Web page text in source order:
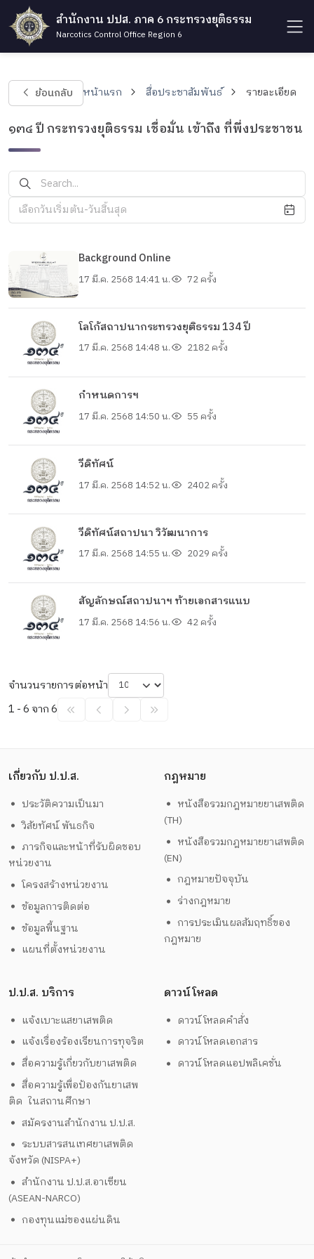
สำนักงาน ปปส. ภาค 6 กระทรวงยุติธรรม
Narcotics Control Office Region 6
ย้อนกลับ หน้าแรก สื่อประชาสัมพันธ์ รายละเอียด
๑๓๔ ปี กระทรวงยุติธรรม เชื่อมั่น เข้าถึง ที่พึ่งประชาชน
เลือกวันเริ่มต้น-วันสิ้นสุด
Background Online
17 มี.ค. 2568 14:41 น. 72 ครั้ง
โลโก้สถาปนากระทรวงยุติธรรม 134 ปี
17 มี.ค. 2568 14:48 น. 2182 ครั้ง
กำหนดการฯ
17 มี.ค. 2568 14:50 น. 55 ครั้ง
วีดิทัศน์
17 มี.ค. 2568 14:52 น. 2402 ครั้ง
วีดิทัศน์สถาปนา วิวัฒนาการ
17 มี.ค. 2568 14:55 น. 2029 ครั้ง
สัญลักษณ์สถาปนาฯ ท้ายเอกสารแนบ
17 มี.ค. 2568 14:56 น. 42 ครั้ง
จำนวนรายการต่อหน้า
1 - 6 จาก 6
เกี่ยวกับ ป.ป.ส.
ประวัติความเป็นมา
วิสัยทัศน์ พันธกิจ
ภารกิจและหน้าที่รับผิดชอบ
หน่วยงาน
โครงสร้างหน่วยงาน
ข้อมูลการติดต่อ
ข้อมูลพื้นฐาน
แผนที่ตั้งหน่วยงาน
กฎหมาย
หนังสือรวมกฎหมายยาเสพติด
(TH)
หนังสือรวมกฎหมายยาเสพติด
(EN)
กฎหมายปัจจุบัน
ร่างกฎหมาย
การประเมินผลสัมฤทธิ์ของ
กฎหมาย
ป.ป.ส. บริการ
แจ้งเบาะแสยาเสพติด
แจ้งเรื่องร้องเรียนการทุจริต
สื่อความรู้เกี่ยวกับยาเสพติด
สื่อความรู้เพื่อป้องกันยาเสพ
ติด ในสถานศึกษา
สมัครงานสำนักงาน ป.ป.ส.
ระบบสารสนเทศยาเสพติด
จังหวัด (NISPA+)
สำนักงาน ป.ป.ส.อาเซียน
(ASEAN-NARCO)
กองทุนแม่ของแผ่นดิน
ดาวน์โหลด
ดาวน์โหลดคำสั่ง
ดาวน์โหลดเอกสาร
ดาวน์โหลดแอปพลิเคชั่น